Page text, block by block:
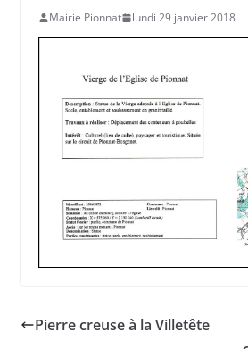
Mairie Pionnat lundi 29 janvier 2018
Pierre creuse à la Villetête